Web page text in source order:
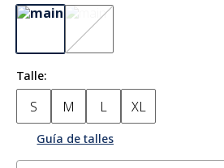
Talle
L
M
S XL
Guía de talles